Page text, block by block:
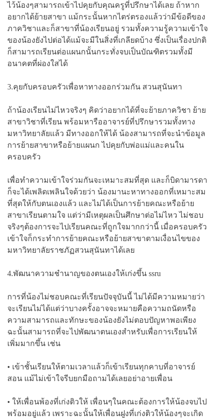
ไว้น้องๆสามารถเข้าไปคุยกับคุณครูที่ปรึกษาได้เลย ถ้าหาก
อยากได้ย้ายสาขา แม้กระนั้นหากไตร่ตรองแล้วว่ามีข้อดีของ
ภาควิชาและก็สาขาที่น้องเรียนอยู่ รวมทั้งความรู้ความเข้าใจ
ของน้องยังไปต่อได้แม้จะมีในสิ่งที่เกลียดบ้าง ซึ่งเป็นเรื่องปกติ
ก็สามารถเรียนต่อแผนกนั้นกระทั่งจบเป็นบัณฑิตรวมทั้งมี
อนาคตที่ผ่องใสได้
3.คุยกับครอบครัวเพื่อหาทางออกร่วมกัน สวนสุนันทา
ถ้าน้องเรียนไม่ไหวจริงๆ คิดว่าอยากได้ที่จะย้ายภาควิชา ย้าย
สาขาวิชาที่เรียน พร้อมหารืออาจารย์ที่ปรึกษารวมทั้งทาง
มหาวิทยาลัยแล้ว มีทางออกให้ได้ น้องสามารถที่จะนำข้อมูล
การย้ายสาขาหรือย้ายแผนก ไปคุยกับพ่อแม่และคนใน
ครอบครัว
เพื่อทำความเข้าใจร่วมกันจะเหมาะสมที่สุด และก็บิดามารดา
ก็จะได้เพลิดเพลินใจด้วยว่า น้องมานะหาทางออกที่เหมาะสม
ที่สุดให้กับตนเองแล้ว และไม่ได้เป็นการย้ายคณะหรือย้าย
สาขาเรียนตามใจ แต่ว่ามีเหตุผลเป็นศึกษาต่อไม่ไหว ไม่ชอบ
จริงๆต้องการจะไปเรียนคณะที่ถูกใจมากกว่านี้ เมื่อครอบครัว
เข้าใจก็กระทำการย้ายคณะหรือย้ายสาขาตามเงื่อนไขของ
มหาวิทยาลัยราชภัฏสวนสุนันทาได้เลย
4.พัฒนาความชำนาญของตนเองให้เก่งขึ้น ssru
การที่น้องไม่ชอบคณะที่เรียนปัจจุบันนี้ ไม่ได้มีความหมายว่า
จะเรียนไม่ได้แต่ว่าบางครั้งอาจจะหมายคือความถนัดหรือ
ความสามารถและทักษะของน้องยังไม่ตอบปัญหาพอเพียง
ฉะนั้นสามารถที่จะไปพัฒนาตนเองสำหรับเพื่อการเรียนให้
เพิ่มมากขึ้น เช่น
• เข้าชั้นเรียนให้ตามเวลาแล้วก็เข้าเรียนทุกคาบที่อาจารย์
สอน แม้ไม่เข้าใจรีบยกมือถามได้เลยอย่าอายเพื่อน
• ให้เพื่อนพ้องที่เก่งติวให้ เพื่อนๆในคณะต้องการให้น้องจบไป
พร้อมอยู่แล้ว เพราะฉะนั้นให้เพื่อนฝูงที่เก่งติวให้น้องๆจะเกิด